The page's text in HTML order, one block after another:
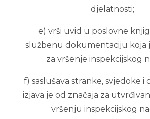
djelatnosti;
e) vrši uvid u poslovne
službenu dokumentaciju koja
za vršenje inspekcijskog
f) saslušava stranke, svjedoke i
izjava je od značaja za
vršenju inspekcijskog